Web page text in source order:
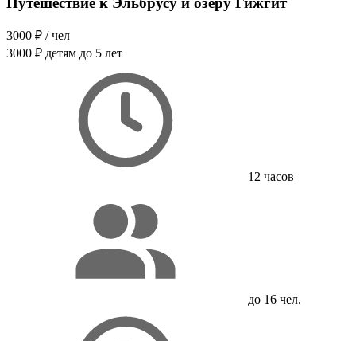
3000 ₽ / чел
3000 ₽ детям до 5 лет
12 часов
до 16 чел.